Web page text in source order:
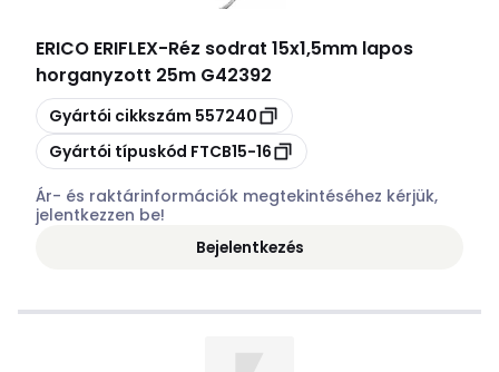
ERICO ERIFLEX-Réz sodrat 15x1,5mm lapos
horganyzott 25m G42392
Másolás
Gyártói cikkszám 557240
Másolás
Gyártói típuskód FTCB15-16
Ár- és raktárinformációk megtekintéséhez kérjük,
jelentkezzen be!
Bejelentkezés